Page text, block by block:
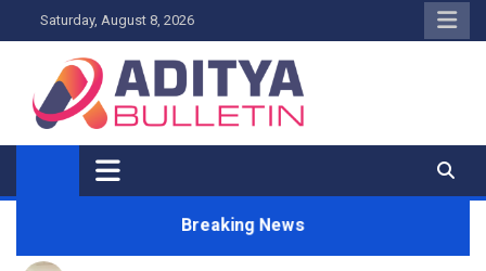
to
Saturday, August 8, 2026
Breaking News